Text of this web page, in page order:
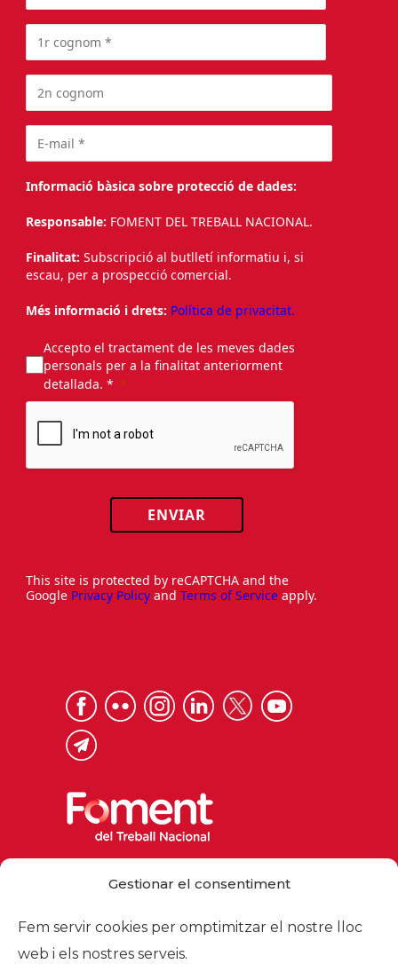
Gestionar el consentiment
Fem servir cookies per omptimitzar el nostre lloc
web i els nostres serveis.
Informació bàsica sobre protecció de dades:
Responsable: FOMENT DEL TREBALL NACIONAL.
Finalitat: Subscripció al butlletí informatiu i, si
escau, per a prospecció comercial.
Més informació i drets: Política de privacitat.
Accepto el tractament de les meves dades
personals per a la finalitat anteriorment
detallada. *
ENVIAR
This site is protected by reCAPTCHA and the
Google Privacy Policy and Terms of Service apply.
foment@foment.com